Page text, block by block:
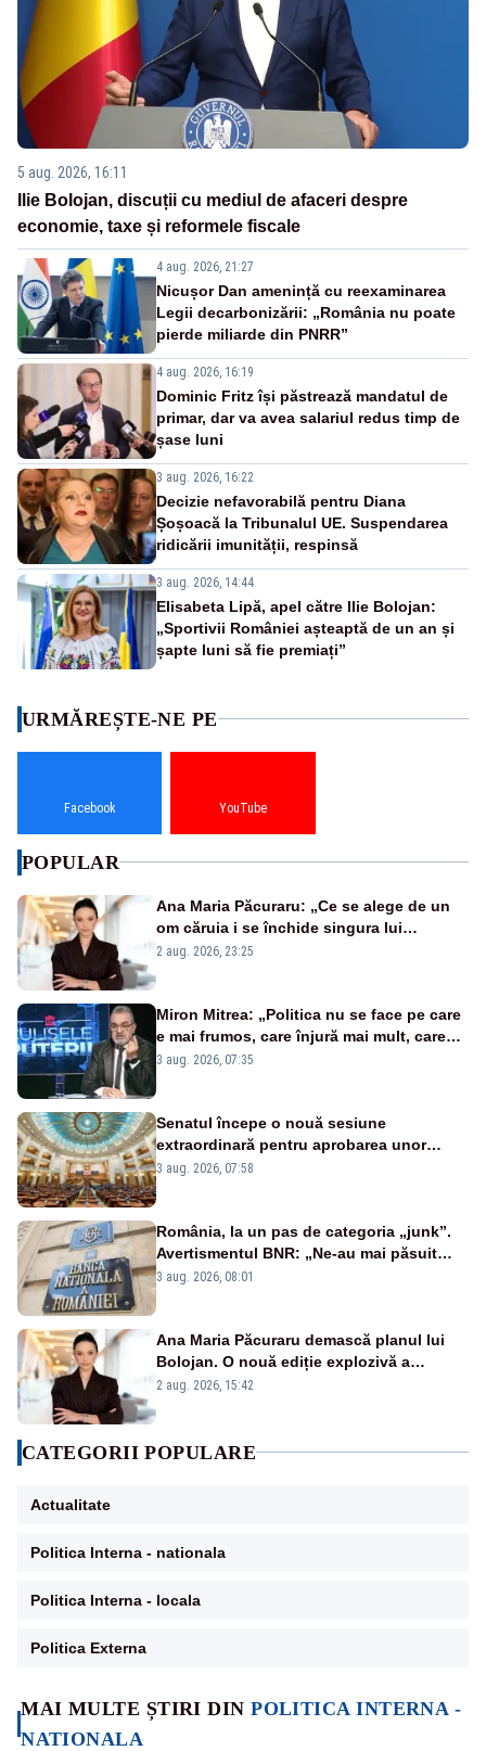
5 aug. 2026, 16:11
Ilie Bolojan, discuții cu mediul de afaceri despre
economie, taxe și reformele fiscale
4 aug. 2026, 21:27
Nicușor Dan amenință cu reexaminarea
Legii decarbonizării: „România nu poate
pierde miliarde din PNRR”
4 aug. 2026, 16:19
Dominic Fritz își păstrează mandatul de
primar, dar va avea salariul redus timp de
șase luni
3 aug. 2026, 16:22
Decizie nefavorabilă pentru Diana
Șoșoacă la Tribunalul UE. Suspendarea
ridicării imunității, respinsă
3 aug. 2026, 14:44
Elisabeta Lipă, apel către Ilie Bolojan:
„Sportivii României așteaptă de un an și
șapte luni să fie premiați”
MAI MULTE ȘTIRI DINPOLITICA INTERNA -
NATIONALA
URMĂREȘTE-NE PE
Facebook YouTube
POPULAR
Ana Maria Păcuraru: „Ce se alege de un
om căruia i se închide singura lui
portiță?”
2 aug. 2026, 23:25
Miron Mitrea: „Politica nu se face pe care
e mai frumos, care înjură mai mult, care
țipă mai tare, ci pe proiecte”
3 aug. 2026, 07:35
Senatul începe o nouă sesiune
extraordinară pentru aprobarea unor
jaloane din PNRR
3 aug. 2026, 07:58
România, la un pas de categoria „junk”.
Avertismentul BNR: „Ne-au mai păsuit
pentru câteva luni”
3 aug. 2026, 08:01
Ana Maria Păcuraru demască planul lui
Bolojan. O nouă ediție explozivă a
emisiunii „Miza Zilei” la Realitatea PLUS
2 aug. 2026, 15:42
CATEGORII POPULARE
Actualitate
Politica Interna - nationala
Politica Interna - locala
Politica Externa